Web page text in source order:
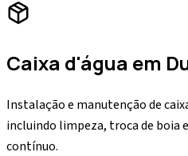
Caixa d'água em
Instalação e manutenção de
incluindo limpeza, troca de boia
contínuo.